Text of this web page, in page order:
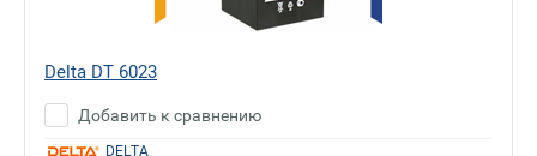
Delta DT 6023
Добавить к сравнению
DELTA